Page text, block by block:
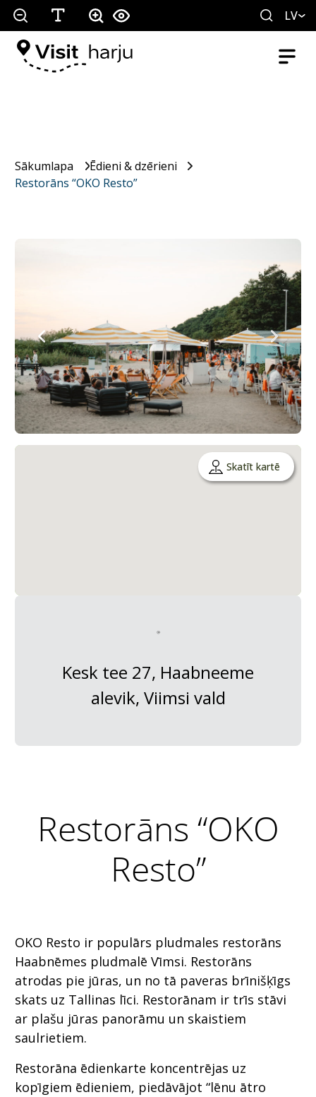
LV
Sākumlapa
Ēdieni & dzērieni
Restorāns “OKO Resto”
Skatīt kartē
Kesk tee 27, Haabneeme
alevik, Viimsi vald
Restorāns “OKO
Resto”
OKO Resto ir populārs pludmales restorāns
Haabnēmes pludmalē Vīmsi. Restorāns
atrodas pie jūras, un no tā paveras brīnišķīgs
skats uz Tallinas līci. Restorānam ir trīs stāvi
ar plašu jūras panorāmu un skaistiem
saulrietiem.
Restorāna ēdienkarte koncentrējas uz
kopīgiem ēdieniem, piedāvājot “lēnu ātro